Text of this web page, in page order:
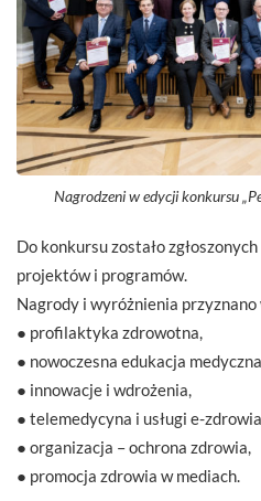
Nagrodzeni w edycji konkursu
Do konkursu zostało
projektów i programów.
Nagrody i wyróżnienia
● profilaktyka zdrowotna,
● nowoczesna edukacja
● innowacje i wdrożenia,
● telemedycyna i usługi e-
● organizacja – ochrona zdrowia,
● promocja zdrowia w mediach.